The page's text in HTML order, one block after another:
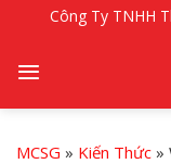
nội
Công Ty TNHH
MCSG » Kiến Thức »